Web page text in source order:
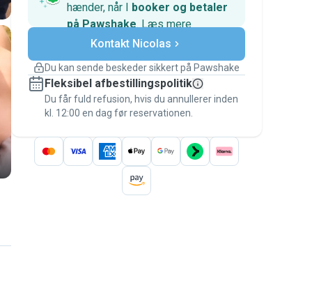
hænder, når I booker og betaler
på Pawshake. Læs mere
Sikre betalinger
Support, hvis planerne ændrer
Dækkede bookinger
Hold alt på Pawshake – fra den første
besked til betalingen – for at være dækket
af Pawshake-garantien.
Kontakt Nicolas
Du kan sende beskeder sikkert på Pawshake
Fleksibel afbestillingspolitik
Du får fuld refusion, hvis du annullerer inden
kl. 12:00 en dag før reservationen.